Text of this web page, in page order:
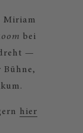
Miriam
bei
—
Bühne,
hier